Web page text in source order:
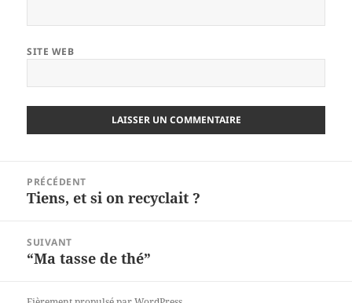
SITE WEB
l’article
PRÉCÉDENT
Article
Tiens, et si on recyclait ?
SUIVANT
Article
“Ma tasse de thé”